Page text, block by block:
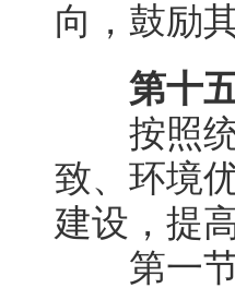
向，鼓励
第十五
按照统
致、环境
建设，提
第一节